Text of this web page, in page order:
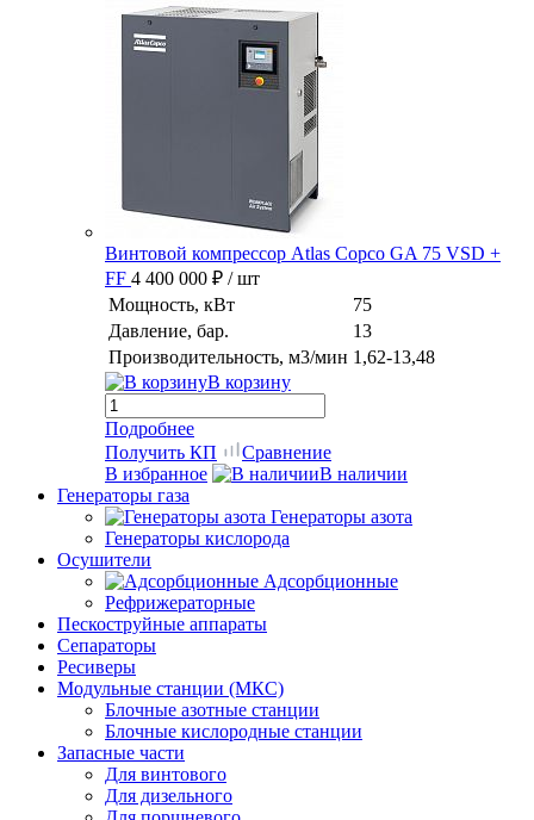
Винтовой компрессор Atlas Copco GA 75 VSD +
FF 4 400 000 ₽ / шт
Мощность, кВт
75
Давление, бар.
13
Производительность, м3/мин 1,62-13,48
В корзину
Подробнее
Получить КП
Сравнение
В избранное
В наличии
Генераторы газа
Генераторы азота
Генераторы кислорода
Осушители
Адсорбционные
Рефрижераторные
Пескоструйные аппараты
Сепараторы
Ресиверы
Модульные станции (МКС)
Блочные азотные станции
Блочные кислородные станции
Запасные части
Для винтового
Для дизельного